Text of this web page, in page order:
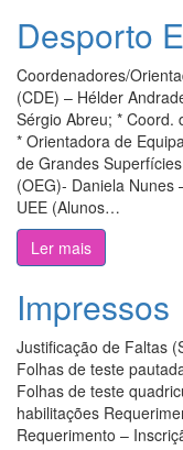
Desporto
Coordenadores/
(CDE) – Hélder
Sérgio Abreu; * Coord.
* Orientadora de
de Grandes
(OEG)- Daniela Nunes
UEE (Alunos…
Ler mais
Impressos
Justificação de Faltas
Folhas de teste
Folhas de teste
habilitações
Requerimento –